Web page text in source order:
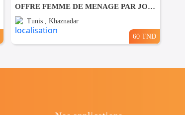
OFFRE FEMME DE MENAGE PAR JOUR A khaznadar
Tunis , Khaznadar
60 TND